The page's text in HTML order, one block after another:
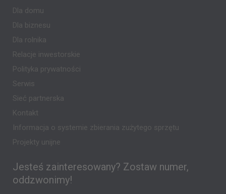
Dla domu
Dla biznesu
Dla rolnika
Relacje inwestorskie
Polityka prywatności
Serwis
Sieć partnerska
Kontakt
Informacja o systemie zbierania zużytego sprzętu
Projekty unijne
Jesteś zainteresowany? Zostaw numer,
oddzwonimy!